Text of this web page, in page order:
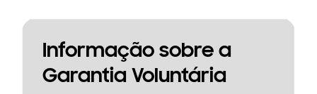
Informação sobre a
Garantia Voluntária